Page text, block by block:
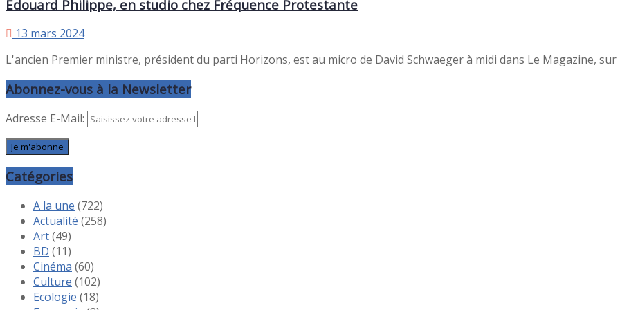
Édouard Philippe, en studio chez Fréquence Protestante
13 mars 2024
L'ancien Premier ministre, président du parti Horizons, est au micro de David Schwaeger à midi dans Le Magazine, sur
Abonnez-vous à la Newsletter
Adresse E-Mail:
Catégories
A la une (722)
Actualité (258)
Art(49)
BD (11)
Cinéma (60)
Culture (102)
Ecologie (18)